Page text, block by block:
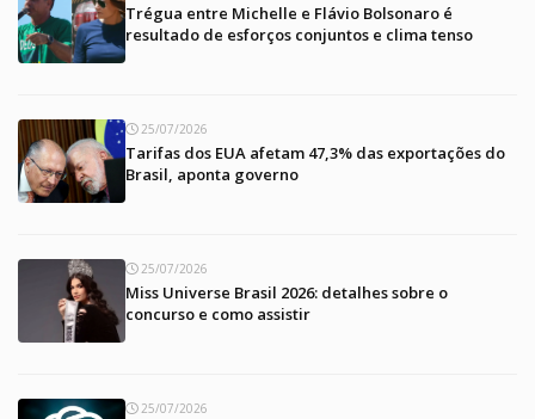
Trégua entre Michelle e Flávio Bolsonaro é
resultado de esforços conjuntos e clima tenso
25/07/2026
Tarifas dos EUA afetam 47,3% das exportações do
Brasil, aponta governo
25/07/2026
Miss Universe Brasil 2026: detalhes sobre o
concurso e como assistir
25/07/2026